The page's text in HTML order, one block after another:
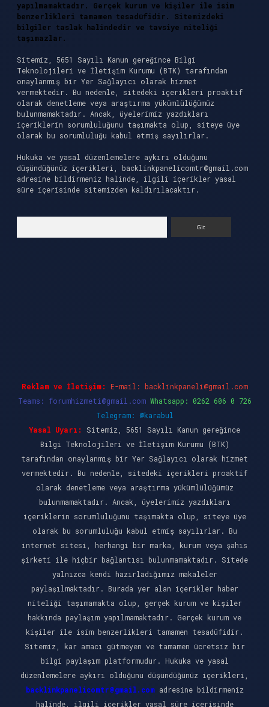
yapılmamaktadır. Gerçek kurum ve kişiler ile isim
benzerlikleri tamamen tesadüfidir. Sitemizdeki
bilgiler taslak halindedir ve tavsiye niteliği
taşımazlar.
Sitemiz, 5651 Sayılı Kanun gereğince Bilgi
Teknolojileri ve İletişim Kurumu (BTK) tarafından
onaylanmış bir Yer Sağlayıcı olarak hizmet
vermektedir. Bu nedenle, sitedeki içerikleri proaktif
olarak denetleme veya araştırma yükümlülüğümüz
bulunmamaktadır. Ancak, üyelerimiz yazdıkları
içeriklerin sorumluluğunu taşımakta olup, siteye üye
olarak bu sorumluluğu kabul etmiş sayılırlar.
Hukuka ve yasal düzenlemelere aykırı olduğunu
düşündüğünüz içerikleri, backlinkpanelicomtr@gmail.com
adresine bildirmeniz halinde, ilgili içerikler yasal
süre içerisinde sitemizden kaldırılacaktır.
Reklam ve İletişim: E-mail: backlinkpaneli@gmail.com
Teams: forumhizmeti@gmail.com Whatsapp: 0262 606 0 726
Telegram: @karabul
Yasal Uyarı:
Sitemiz, 5651 Sayılı Kanun gereğince
Bilgi Teknolojileri ve İletişim Kurumu (BTK)
tarafından onaylanmış bir Yer Sağlayıcı olarak hizmet
vermektedir. Bu nedenle, sitedeki içerikleri proaktif
olarak denetleme veya araştırma yükümlülüğümüz
bulunmamaktadır. Ancak, üyelerimiz yazdıkları
içeriklerin sorumluluğunu taşımakta olup, siteye üye
olarak bu sorumluluğu kabul etmiş sayılırlar. Bu
internet sitesi, herhangi bir marka, kurum veya şahıs
şirketi ile hiçbir bağlantısı bulunmamaktadır. Sitede
yalnızca kendi hazırladığımız makaleler
paylaşılmaktadır. Burada yer alan içerikler haber
niteliği taşımamakta olup, gerçek kurum ve kişiler
hakkında paylaşım yapılmamaktadır. Gerçek kurum ve
kişiler ile isim benzerlikleri tamamen tesadüfidir.
Sitemiz, kar amacı gütmeyen ve tamamen ücretsiz bir
bilgi paylaşım platformudur. Hukuka ve yasal
düzenlemelere aykırı olduğunu düşündüğünüz içerikleri,
backlinkpanelicomtr@gmail.comadresine bildirmeniz
halinde, ilgili içerikler yasal süre içerisinde